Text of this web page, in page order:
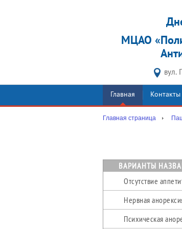
МЦАО
вул.
Главная Контакты
Главная страница
ВАРИАНТЫ
Отсутствие
Нервная
Психическая